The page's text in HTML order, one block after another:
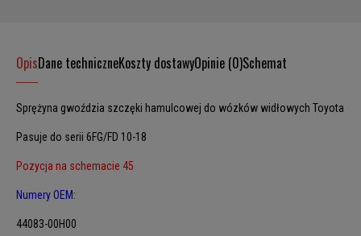
OpisDane techniczneKoszty dostawyOpinie (0)Schemat
Sprężyna gwoździa szczęki hamulcowej do wózków widłowych Toyota
Pasuje do serii 6FG/FD 10-18
Pozycja na schemacie 45
Numery OEM:
44083-00H00